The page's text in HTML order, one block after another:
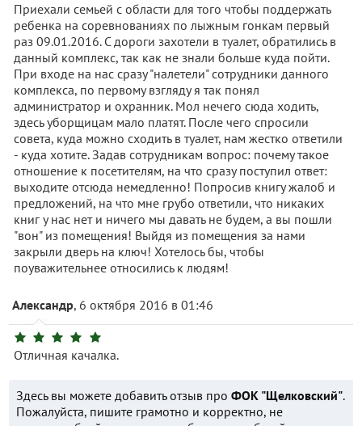
Приехали семьей с области для того чтобы поддержать
ребенка на соревнованиях по лыжным гонкам первый
раз 09.01.2016. С дороги захотели в туалет, обратились в
данный комплекс, так как не знали больше куда пойти.
При входе на нас сразу "налетели" сотрудники данного
комплекса, по первому взгляду я так понял
администратор и охранник. Мол нечего сюда ходить,
здесь уборщицам мало платят. После чего спросили
совета, куда можно сходить в туалет, нам жестко ответили
- куда хотите. Задав сотрудникам вопрос: почему такое
отношение к посетителям, на что сразу поступил ответ:
выходите отсюда немедленно! Попросив книгу жалоб и
предложений, на что мне грубо ответили, что никаких
книг у нас нет и ничего мы давать не будем, а вы пошли
"вон" из помещения! Выйдя из помещения за нами
закрыли дверь на ключ! Хотелось бы, чтобы
поуважительнее относились к людям!
Александр, 6 октября 2016 в 01:46
Отличная качалка.
Здесь вы можете добавить отзыв про ФОК "Щелковский".
Пожалуйста, пишите грамотно и корректно, не